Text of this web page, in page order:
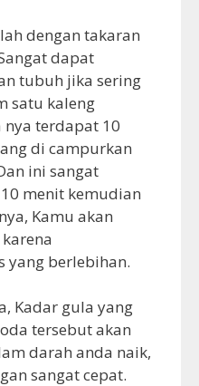
dengan takaran
dapat
tubuh jika sering
satu kaleng
nya terdapat 10
di campurkan
ini sangat
menit kemudian
Kamu akan
yang berlebihan.
Kadar gula yang
tersebut akan
darah anda naik,
sangat cepat.